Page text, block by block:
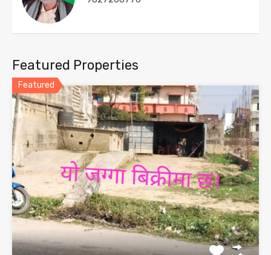
Featured Properties
Featured